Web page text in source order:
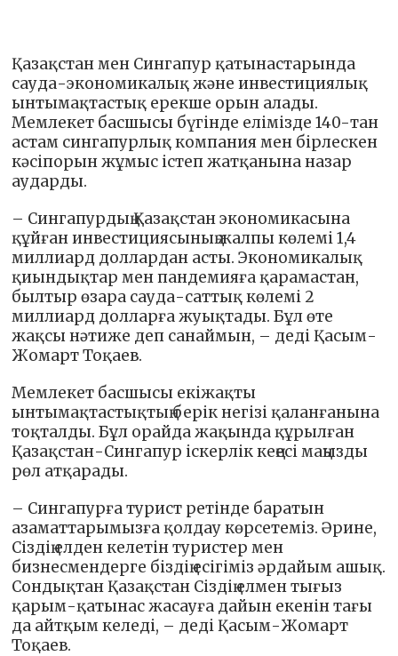
Қазақстан мен Сингапур қатынастарында
сауда-экономикалық және инвестициялық
ынтымақтастық ерекше орын алады.
Мемлекет басшысы бүгінде елімізде 140-тан
астам сингапурлық компания мен бірлескен
кәсіпорын жұмыс істеп жатқанына назар
аударды.
– Сингапурдың Қазақстан экономикасына
құйған инвестициясының жалпы көлемі 1,4
миллиард доллардан асты. Экономикалық
қиындықтар мен пандемияға қарамастан,
былтыр өзара сауда-саттық көлемі 2
миллиард долларға жуықтады. Бұл өте
жақсы нәтиже деп санаймын, – деді Қасым-
Жомарт Тоқаев.
Мемлекет басшысы екіжақты
ынтымақтастықтың берік негізі қаланғанына
тоқталды. Бұл орайда жақында құрылған
Қазақстан-Сингапур іскерлік кеңесі маңызды
рөл атқарады.
– Сингапурға турист ретінде баратын
азаматтарымызға қолдау көрсетеміз. Әрине,
Сіздің елден келетін туристер мен
бизнесмендерге біздің есігіміз әрдайым ашық.
Сондықтан Қазақстан Сіздің елмен тығыз
қарым-қатынас жасауға дайын екенін тағы
да айтқым келеді, – деді Қасым-Жомарт
Тоқаев.